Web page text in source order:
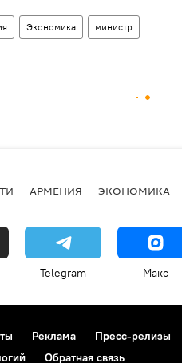
Экономика министр
АРМЕНИЯ ЭКОНОМИКА
Telegram Макс
Реклама Пресс-релизы
Обратная связь